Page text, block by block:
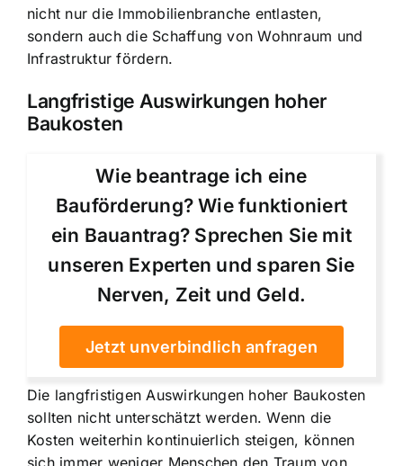
nicht nur die Immobilienbranche entlasten,
sondern auch die Schaffung von Wohnraum und
Infrastruktur fördern.
Langfristige Auswirkungen hoher
Baukosten
Wie beantrage ich eine
Bauförderung? Wie funktioniert
ein Bauantrag? Sprechen Sie mit
unseren Experten und sparen Sie
Nerven, Zeit und Geld.
Jetzt unverbindlich anfragen
Die langfristigen Auswirkungen hoher Baukosten
sollten nicht unterschätzt werden. Wenn die
Kosten weiterhin kontinuierlich steigen, können
sich immer weniger Menschen den Traum von